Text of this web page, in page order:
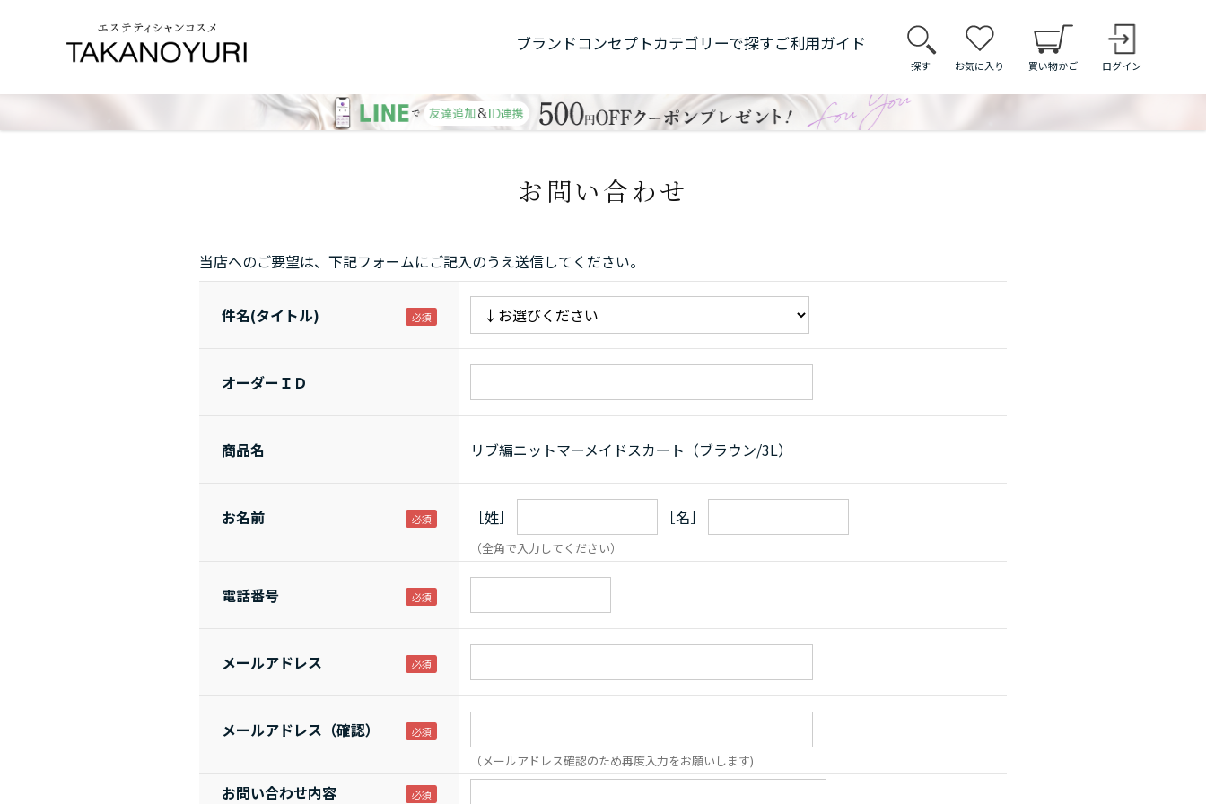
ブランドコンセプトカテゴリーで探すご利用ガイド
探す お気に入り 買い物かご ログイン
お問い合わせ
当店へのご要望は、下記フォームにご記入のうえ送信してください。
件名(タイトル)
オーダーＩＤ
商品名 リブ編ニットマーメイドスカート（ブラウン/3L）
お名前 ［姓］ ［名］
（全角で入力してください）
電話番号
メールアドレス
メールアドレス（確認）
（メールアドレス確認のため再度入力をお願いします)
お問い合わせ内容